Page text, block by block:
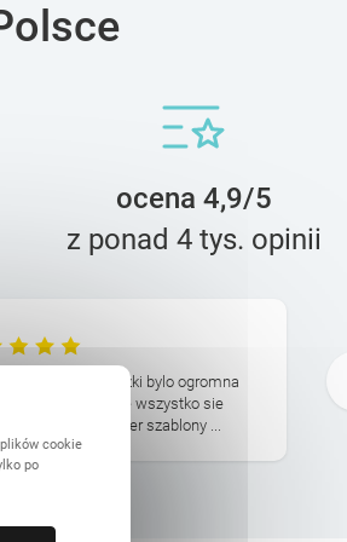
ocena 4,9/5
z ponad 4 tys. opinii
fotoksiazki bylo ogromna
na czas, ale wszystko sie
Printu. Super szablony ...
cookie
po